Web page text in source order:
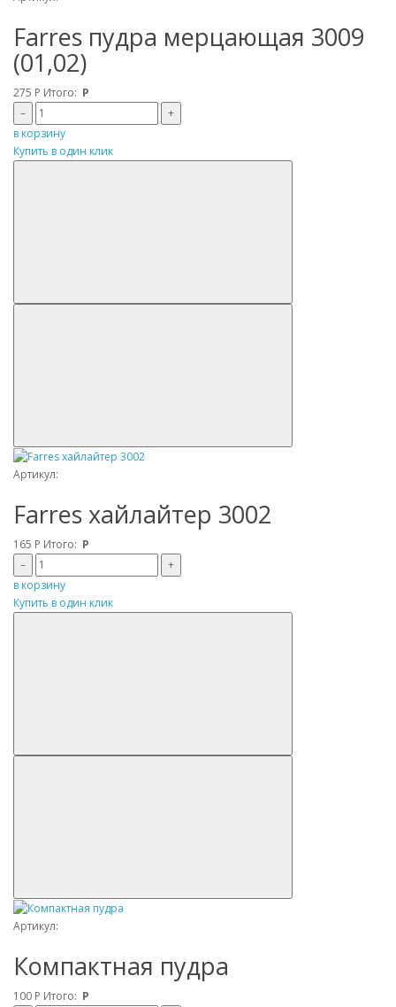
Farres пудра мерцающая 3009
(01,02)
275 Р Итого: Р
–
+
в корзину
Купить в один клик
Артикул:
Farres хайлайтер 3002
165 Р Итого: Р
–
+
в корзину
Купить в один клик
Артикул:
Компактная пудра
100 Р Итого: Р